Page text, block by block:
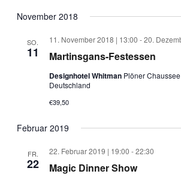
wählen.
November 2018
SO.
11 Martinsgans-Festessen
11. November 2018 | 13:00 -20.
Designhotel Whitman Plöner
Deutschland
€39,50
Februar 2019
FR.
22 Magic Dinner Show
22. Februar 2019 | 19:00 -22:30